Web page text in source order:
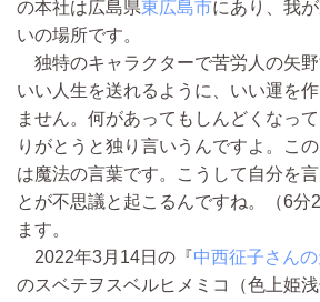
の本社は広島県東広島市にあり、我
いの場所です。
独特のキャラクターで苦労人の矢
いい人生を送れるように、いい運を
ません。何があってもしんどくなっ
りがとうと独り言いうんですよ。こ
は魔法の言葉です。こうして自分を
とが不思議と起こるんですね。（6分
ます。
2022年3月14日の『中西征子さん
のスベテヲスベルヒメミコ（色上姫浅